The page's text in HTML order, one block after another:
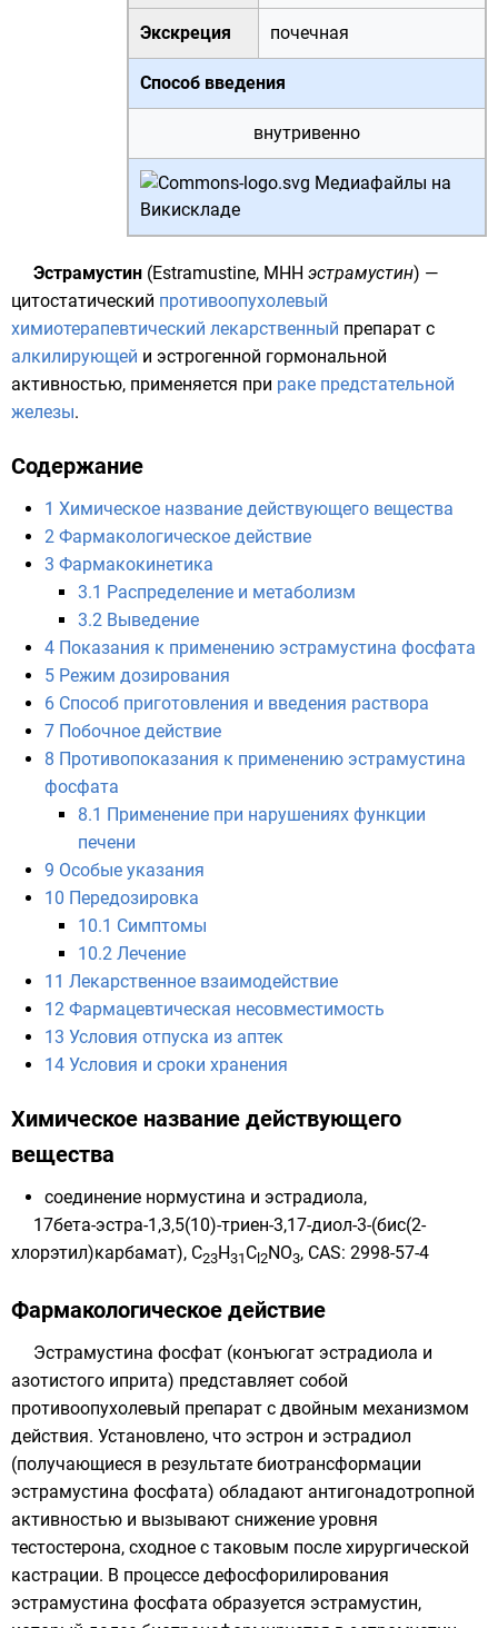
Экскреция почечная
Способ введения
внутривенно
Медиафайлы на
Викискладе
Эстрамустин (Estramustine, МНН эстрамустин) —
цитостатический противоопухолевый
химиотерапевтический лекарственный препарат с
алкилирующей и эстрогенной гормональной
активностью, применяется при раке предстательной
железы.
Содержание
1 Химическое название действующего вещества
2 Фармакологическое действие
3 Фармакокинетика
3.1 Распределение и метаболизм
3.2 Выведение
4 Показания к применению эстрамустина фосфата
5 Режим дозирования
6 Способ приготовления и введения раствора
7 Побочное действие
8 Противопоказания к применению эстрамустина
фосфата
8.1 Применение при нарушениях функции
печени
9 Особые указания
10 Передозировка
10.1 Симптомы
10.2 Лечение
11 Лекарственное взаимодействие
12 Фармацевтическая несовместимость
13 Условия отпуска из аптек
14 Условия и сроки хранения
Химическое название действующего
вещества
соединение нормустина и эстрадиола,
17бета-эстра-1,3,5(10)-триен-3,17-диол-3-(бис(2-
хлорэтил)карбамат), C23H31 C l2NO3, CAS: 2998-57-4
Фармакологическое действие
Эстрамустина фосфат (конъюгат эстрадиола и
азотистого иприта) представляет собой
противоопухолевый препарат с двойным механизмом
действия. Установлено, что эстрон и эстрадиол
(получающиеся в результате биотрансформации
эстрамустина фосфата) обладают антигонадотропной
активностью и вызывают снижение уровня
тестостерона, сходное с таковым после хирургической
кастрации. В процессе дефосфорилирования
эстрамустина фосфата образуется эстрамустин,